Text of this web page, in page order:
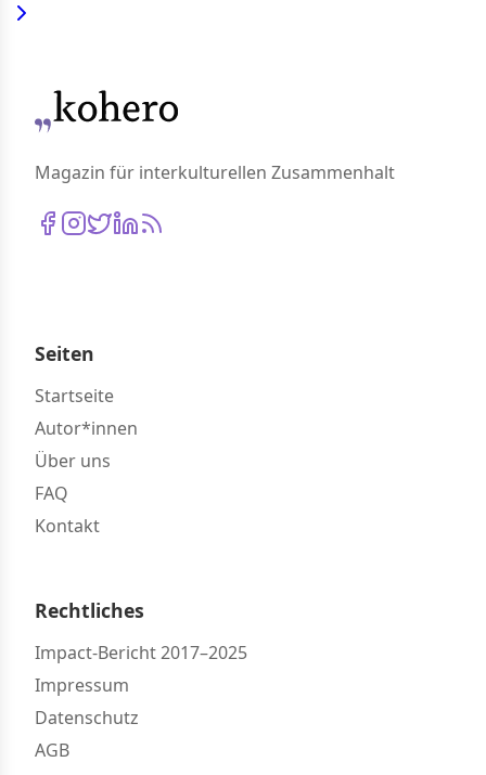
Magazin für interkulturellen Zusammenhalt
Seiten
Startseite
Autor*innen
Über uns
FAQ
Kontakt
Rechtliches
Impact-Bericht 2017–2025
Impressum
Datenschutz
AGB